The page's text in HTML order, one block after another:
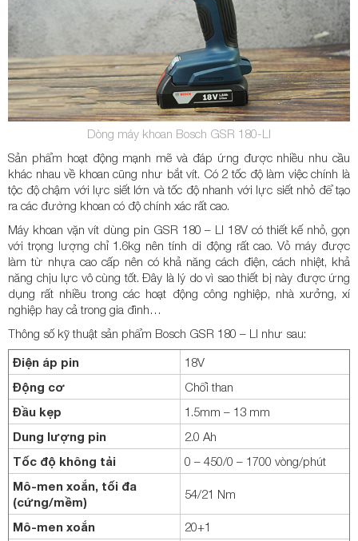
Dòng máy khoan Bosch GSR 180-LI
Sản phẩm hoạt động mạnh mẽ và đáp ứng được nhiều nhu cầu
khác nhau về khoan cũng như bắt vít. Có 2 tốc độ làm việc chính là
tộc độ chậm với lực siết lớn và tốc độ nhanh với lực siết nhỏ để tạo
ra các đường khoan có độ chính xác rất cao.
Máy khoan vặn vít dùng pin GSR 180 – LI 18V có thiết kế nhỏ, gọn
với trọng lượng chỉ 1.6kg nên tính di động rất cao. Vỏ máy được
làm từ nhựa cao cấp nên có khả năng cách điện, cách nhiệt, khả
năng chịu lực vô cùng tốt. Đây là lý do vì sao thiết bị này được ứng
dụng rất nhiều trong các hoạt động công nghiệp, nhà xưởng, xí
nghiệp hay cả trong gia đình…
Thông số kỹ thuật sản phẩm Bosch GSR 180 – LI như sau:
Điện áp pin
18V
Động cơ
Chổi than
Đầu kẹp
1.5mm – 13 mm
Dung lượng pin
2.0 Ah
Tốc độ không tải
0 – 450/0 – 1700 vòng/phút
Mô-men xoắn, tối đa
(cứng/mềm)
54/21 Nm
Mô-men xoắn 20+1